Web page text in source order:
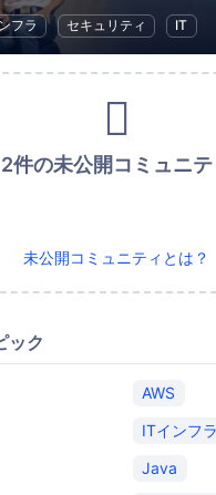
フラ セキュリティ IT
2件の未公開コミュニテ
未公開コミュニティとは？
ック
AWS
ITインフラ
Java